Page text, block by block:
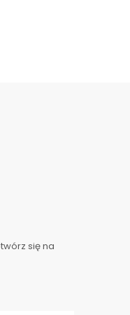
się na